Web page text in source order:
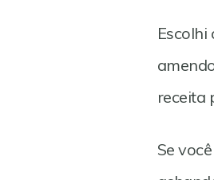
receita
Se